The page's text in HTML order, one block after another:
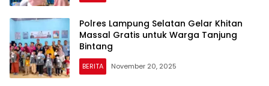
Polres Lampung Selatan Gelar Khitan
Massal Gratis untuk Warga Tanjung
Bintang
BERITA November 20, 2025